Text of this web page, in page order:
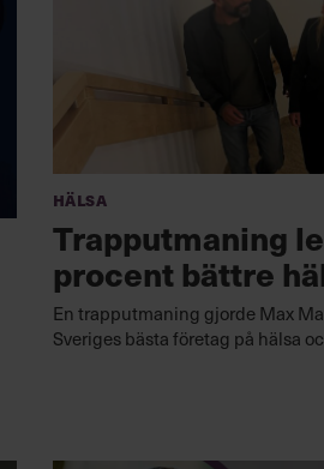
Hälsa
Trapputmaning
procent bättre
En trapputmaning gjorde Max
Sveriges bästa företag på hälsa